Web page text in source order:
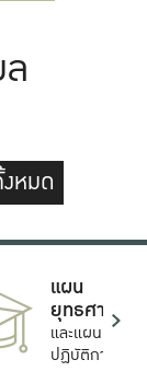
หมด
แผน
ยุทธศาสตร์
และแผน
ปฏิบัติการ